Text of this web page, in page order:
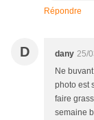
Répondre
D dany 25/
Ne
photo est
faire
semaine